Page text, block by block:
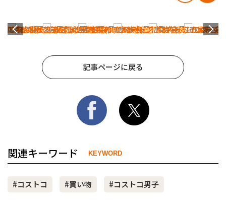
記事ページに戻る
関連キーワード KEYWORD
#コストコ #買い物 #コストコ男子